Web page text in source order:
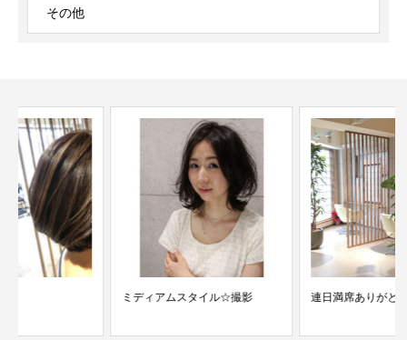
その他
ミディアムスタイル☆撮影 連日満席ありがとうございます